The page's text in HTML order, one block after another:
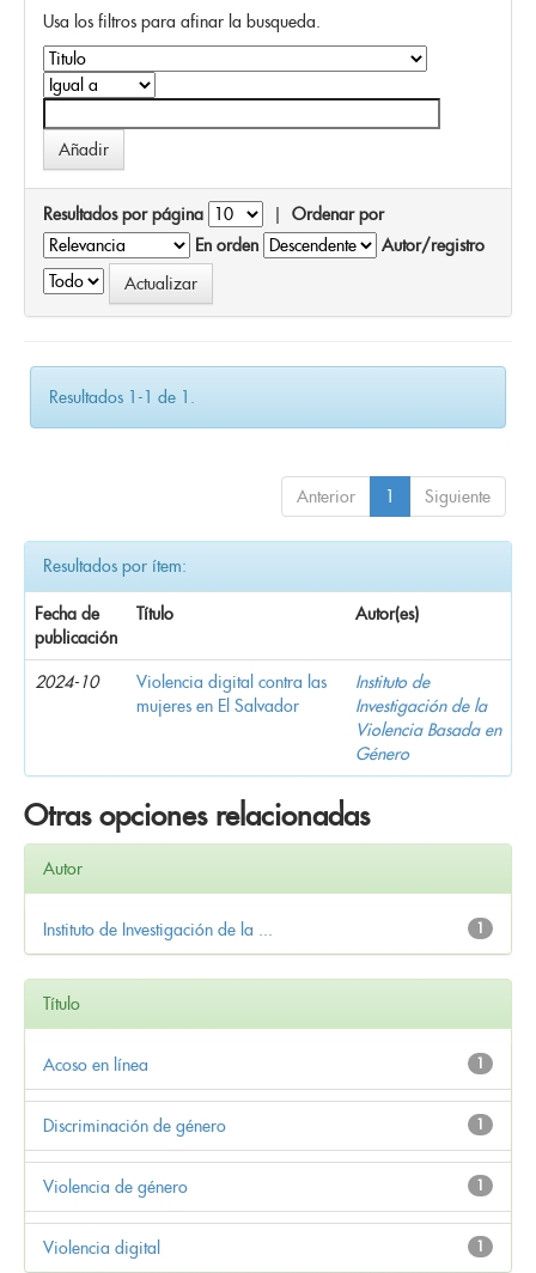
Usa los filtros para afinar la busqueda.
Resultados por página | Ordenar por
En orden
Autor/registro
Resultados 1-1 de 1.
Anterior 1 Siguiente
Resultados por ítem:
Fecha de
publicación
Título Autor(es)
2024-10
Violencia digital contra las
mujeres en El Salvador
Instituto de
Investigación de la
Violencia Basada en
Género
Otras opciones relacionadas
Autor
1
Instituto de Investigación de la ...
Título
1
Acoso en línea
1
Discriminación de género
1
Violencia de género
1
Violencia digital